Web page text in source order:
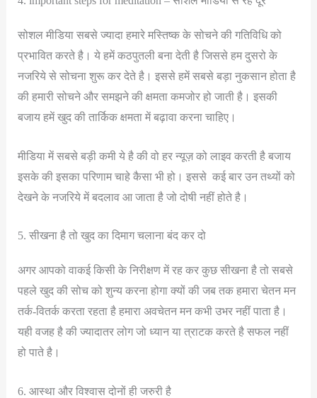
सोशल मीडिया सबसे ज्यादा हमारे मस्तिष्क के सोचने की गतिविधि को
प्रभावित करते है। ये हमें कठपुतली बना देती है जिससे हम दुसरो के
नजरिये से सोचना शुरू कर देते है। इससे हमें सबसे बड़ा नुकसान होता है
की हमारी सोचने और समझने की क्षमता कमजोर हो जाती है। इसकी
बजाय हमें खुद की तार्किक क्षमता में बढ़ावा करना चाहिए।
मीडिया में सबसे बड़ी कमी ये है की वो हर न्यूज़ को लाइव करती है बजाय
इसके की इसका परिणाम चाहे कैसा भी हो। इससे कई बार उन तथ्यों को
देखने के नजरिये में बदलाव आ जाता है जो दोषी नहीं होते है।
5. सीखना है तो खुद का दिमाग चलाना बंद कर दो
अगर आपको वाकई किसी के निरीक्षण में रह कर कुछ सीखना है तो सबसे
पहले खुद की सोच को शुन्य करना होगा क्यों की जब तक हमारा चेतन मन
तर्क-वितर्क करता रहता है हमारा अवचेतन मन कभी उभर नहीं पाता है।
यही वजह है की ज्यादातर लोग जो ध्यान या त्राटक करते है सफल नहीं
हो पाते है।
6. आस्था और विश्वास दोनों ही जरुरी है